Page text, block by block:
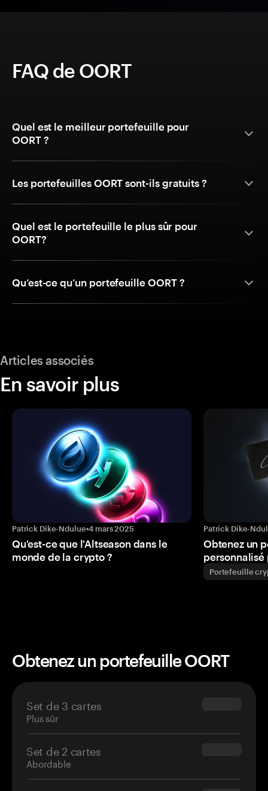
FAQ de OORT
Quel est le meilleur portefeuille pour
OORT ?
Les portefeuilles OORT sont-ils gratuits ?
Quel est le portefeuille le plus sûr pour
OORT?
Qu’est-ce qu’un portefeuille OORT ?
Articles associés
En savoir plus
Patrick Dike-Ndulue•4 mars 2025
Qu'est-ce que l'Altseason dans le
monde de la crypto ?
Patrick Dike-
Obtenez un
personnalisé
Portefeuille
Obtenez un portefeuille OORT
Set de 3 cartes
Plus sûr
$69.90
Set de 2 cartes
Abordable
$54.90